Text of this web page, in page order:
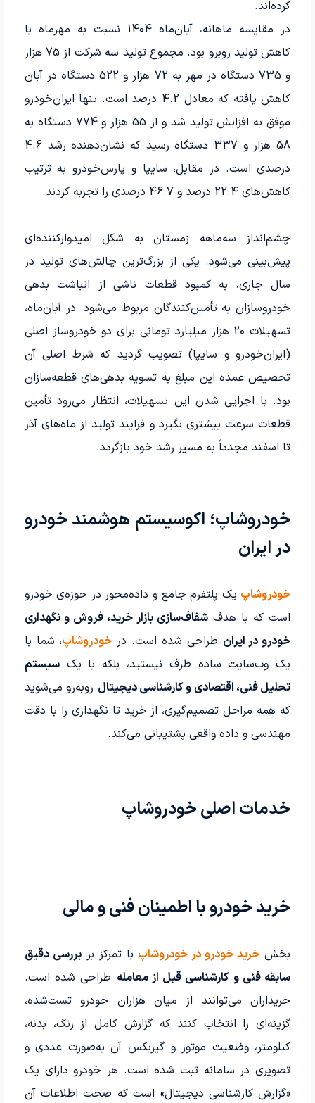
کرده‌اند.
در مقایسه ماهانه، آبان‌ماه 1404 نسبت به مهرماه با
کاهش تولید روبرو بود. مجموع تولید سه شرکت از 75 هزار
و 735 دستگاه در مهر به 72 هزار و 522 دستگاه در آبان
کاهش یافته که معادل 4.2 درصد است. تنها ایران‌خودرو
موفق به افزایش تولید شد و از 55 هزار و 774 دستگاه به
58 هزار و 337 دستگاه رسید که نشان‌دهنده رشد 4.6
درصدی است. در مقابل، سایپا و پارس‌خودرو به ترتیب
کاهش‌های 22.4 درصد و 46.7 درصدی را تجربه کردند.
چشم‌انداز سه‌ماهه زمستان به شکل امیدوارکننده‌ای
پیش‌بینی می‌شود. یکی از بزرگ‌ترین چالش‌های تولید در
سال جاری، به کمبود قطعات ناشی از انباشت بدهی
خودروسازان به تأمین‌کنندگان مربوط می‌شود. در آبان‌ماه،
تسهیلات 20 هزار میلیارد تومانی برای دو خودروساز اصلی
(ایران‌خودرو و سایپا) تصویب گردید که شرط اصلی آن
تخصیص عمده این مبلغ به تسویه بدهی‌های قطعه‌سازان
بود. با اجرایی شدن این تسهیلات، انتظار می‌رود تأمین
قطعات سرعت بیشتری بگیرد و فرایند تولید از ماه‌های آذر
تا اسفند مجدداً به مسیر رشد خود بازگردد.
خودروشاپ؛ اکوسیستم هوشمند خودرو
در ایران
خودروشاپ یک پلتفرم جامع و داده‌محور در حوزه‌ی خودرو
است که با هدف شفاف‌سازی بازار خرید، فروش و نگهداری
خودرو در ایران طراحی شده است. در خودروشاپ، شما با
یک وب‌سایت ساده طرف نیستید، بلکه با یکسیستم
تحلیل فنی، اقتصادی و کارشناسی دیجیتال روبه‌رو می‌شوید
که همه مراحل تصمیم‌گیری، از خرید تا نگهداری را با دقت
مهندسی و داده واقعی پشتیبانی می‌کند.
خدمات اصلی خودروشاپ
خرید خودرو با اطمینان فنی و مالی
بخش خرید خودرو در خودروشاپ با تمرکز بربررسی دقیق
سابقه فنی و کارشناسی قبل از معامله طراحی شده است.
خریداران می‌توانند از میان هزاران خودرو تست‌شده،
گزینه‌ای را انتخاب کنند که گزارش کامل از رنگ، بدنه،
کیلومتر، وضعیت موتور و گیربکس آن به‌صورت عددی و
تصویری در سامانه ثبت شده است. هر خودرو دارای یک
«گزارش کارشناسی دیجیتال» است که صحت اطلاعات آن